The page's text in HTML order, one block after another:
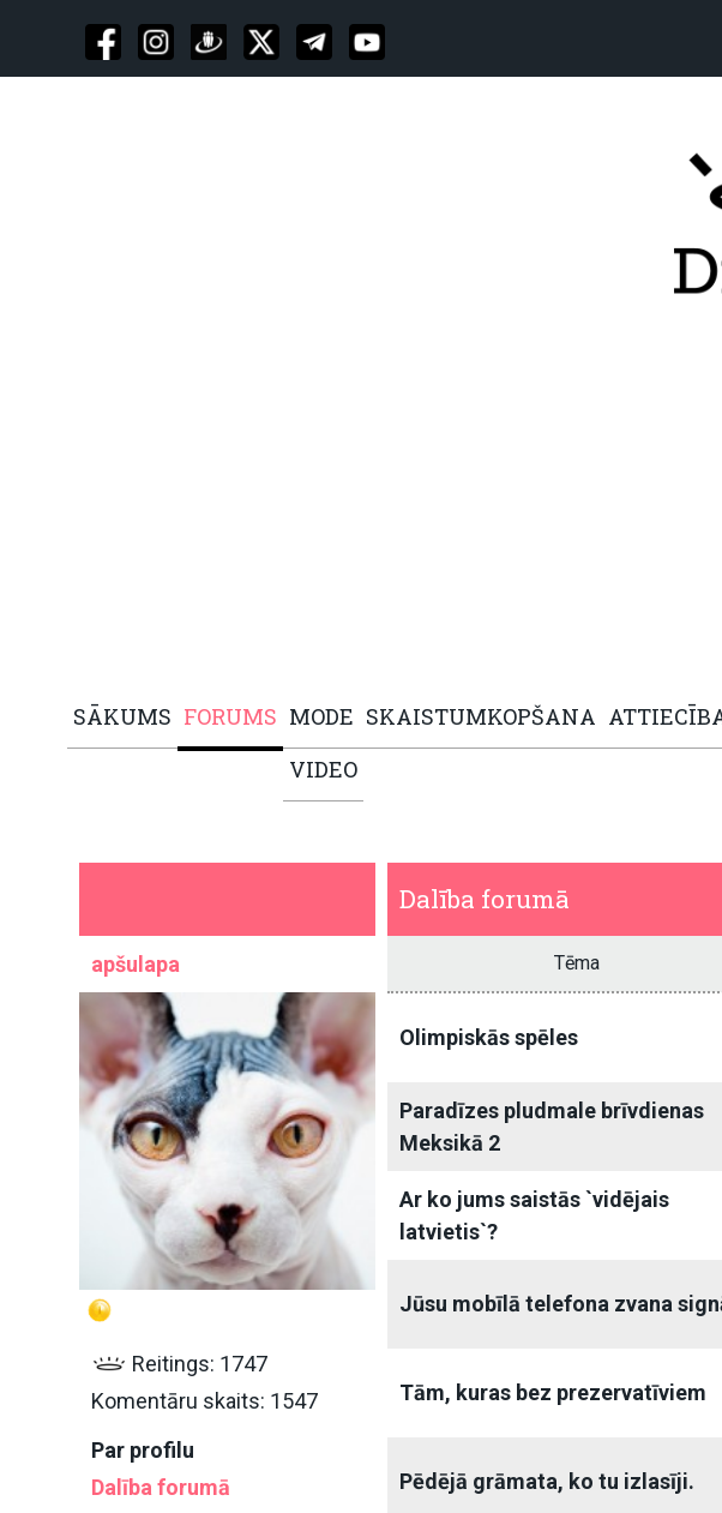
SĀKUMS FORUMS MODE SKAISTUMKOPŠANA
VIDEO
apšulapa
Reitings: 1747
Komentāru skaits: 1547
Par profilu
Dalība forumā
Dalība forumā
Tēma
Olimpiskās spēles
Paradīzes pludmale brīvdienas
Meksikā 2
Ar ko jums saistās `vidējais
latvietis`?
Jūsu mobīlā telefona zvana
Tām, kuras bez prezervatīviem
Pēdējā grāmata, ko tu izlasīji.